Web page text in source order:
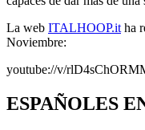
La web ITALHOOP.itha
Noviembre:
youtube://v/
ESPAÑOLES